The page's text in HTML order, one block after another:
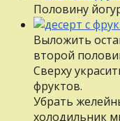
Половину
Выложить
второй
Сверху
фруктов.
Убрать
холодильник